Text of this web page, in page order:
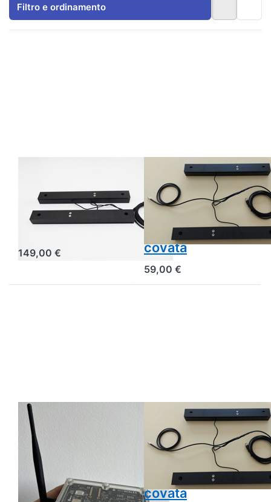
Filtro e ordinamento
in alluminio per
la bilancia
149,00 €
BEESCALES
Sensore di
temperatura e
umidità della
camera di
covata
59,00 €
BEESCALES
Antenna GSM
esterna per
località con
scarsa ricezione
mobile
BEESCALES
Set 2 sensori
per temperatura
e umidità della
camera di
covata